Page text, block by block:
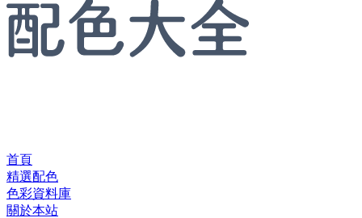
首頁
精選配色
色彩資料庫
關於本站